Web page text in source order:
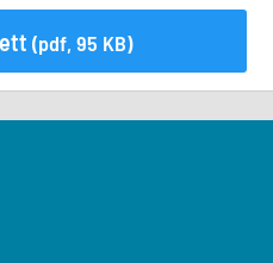
(pdf, 95 KB)